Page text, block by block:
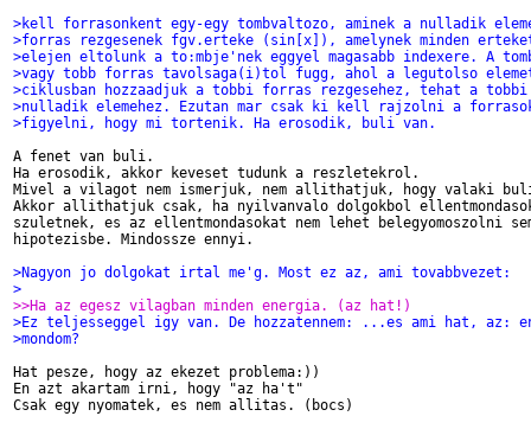
>kell forrasonkent egy-egy tombvaltozo, aminek a nulladik
>forras rezgesenek fgv.erteke (sin[x]), amelynek minden
>elejen eltolunk a to:mbje'nek eggyel magasabb indexere. A
>vagy tobb forras tavolsaga(i)tol fugg, ahol a legutolso elemet
>ciklusban hozzaadjuk a tobbi forras rezgesehez, tehat a tobbi
>nulladik elemehez. Ezutan mar csak ki kell rajzolni a
>figyelni, hogy mi tortenik. Ha erosodik, buli van.
A fenet van buli.
Ha erosodik, akkor keveset tudunk a reszletekrol.
Mivel a vilagot nem ismerjuk, nem allithatjuk, hogy valaki
Akkor allithatjuk csak, ha nyilvanvalo dolgokbol
szuletnek, es az ellentmondasokat nem lehet belegyomoszolni
hipotezisbe. Mindossze ennyi.
>Nagyon jo dolgokat irtal me'g. Most ez az, ami tovabbvezet:
>
>>Ha az egesz vilagban minden energia. (az hat!)
>Ez teljesseggel igy van. De hozzatennem: ...es ami hat, az:
>mondom?
Hat pesze, hogy az ekezet problema:))
En azt akartam irni, hogy "az ha't"
Csak egy nyomatek, es nem allitas. (bocs)